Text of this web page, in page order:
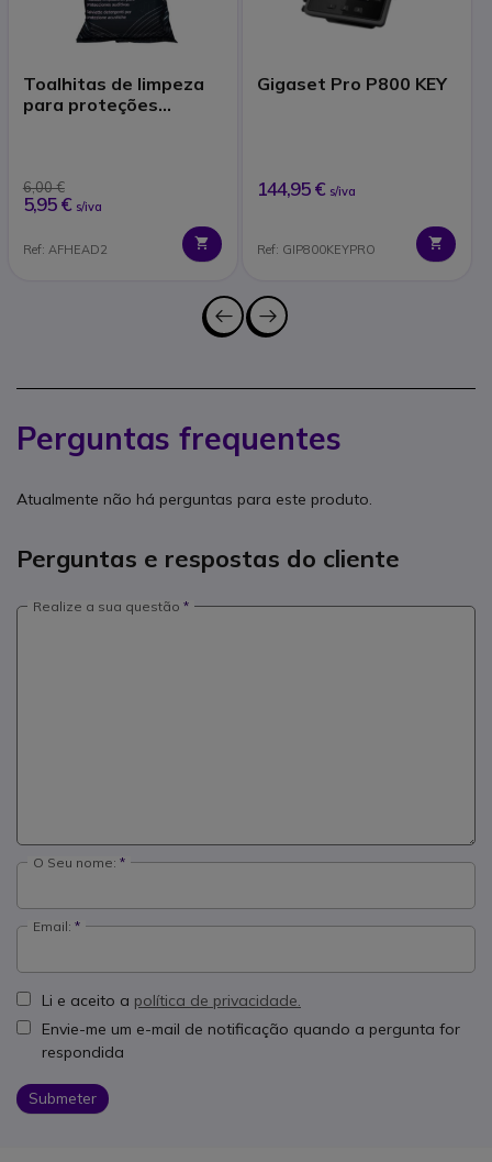
Toalhitas de limpeza
para proteções
6,00 €
5,95 € s/iva
Ref: AFHEAD2
Gigaset Pro P800 KEY
144,95 € s/iva
Ref: GIP800KEYPRO
Perguntas frequentes
Atualmente não há perguntas para este produto.
Perguntas e respostas do cliente
Realize a sua questão
O Seu nome:
Email:
Li e aceito a política de privacidade.
Envie-me um e-mail de notificação quando a pergunta for
respondida
Submeter